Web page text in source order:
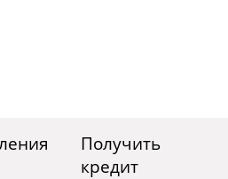
Получить
кредит